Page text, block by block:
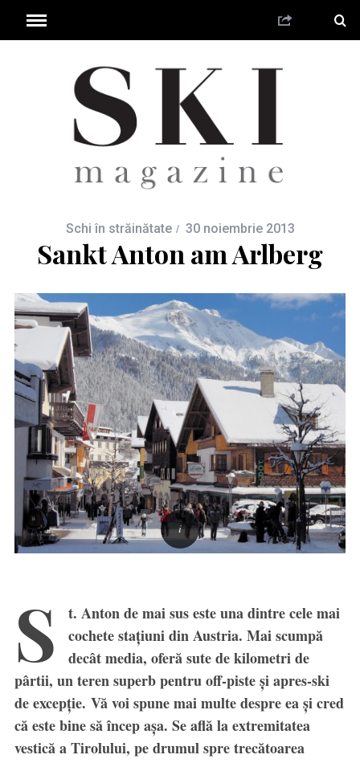
Schi în străinătate 30 noiembrie 2013
Sankt Anton am Arlberg
S
t. Anton de mai sus este una dintre cele mai
cochete staţiuni din Austria. Mai scumpă
decât media, oferă sute de kilometri de
pârtii, un teren superb pentru off-piste şi apres-ski
de excepţie. Vă voi spune mai multe despre ea şi cred
că este bine să încep aşa. Se află la extremitatea
vestică a Tirolului, pe drumul spre trecătoarea